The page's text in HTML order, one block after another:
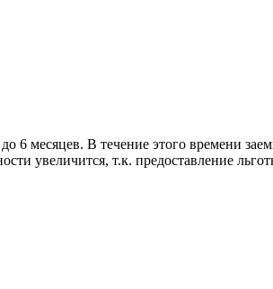
6 месяцев. В течение этого времени
увеличится, т.к. предоставление